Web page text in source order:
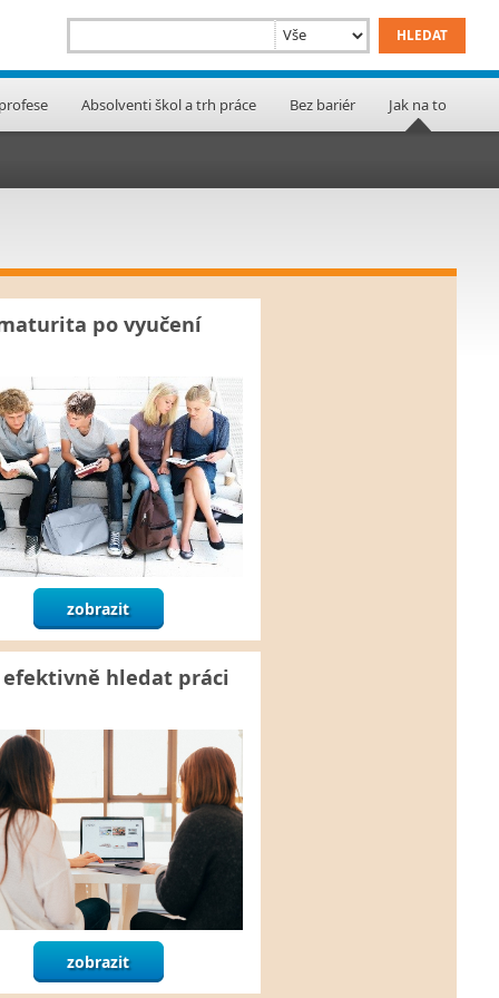
Absolventi škol a trh práce Bez bariér Jak na to
po vyučení
zobrazit
hledat práci
zobrazit